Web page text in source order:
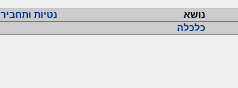
נושא
נטיות ותחביר
כלכלה